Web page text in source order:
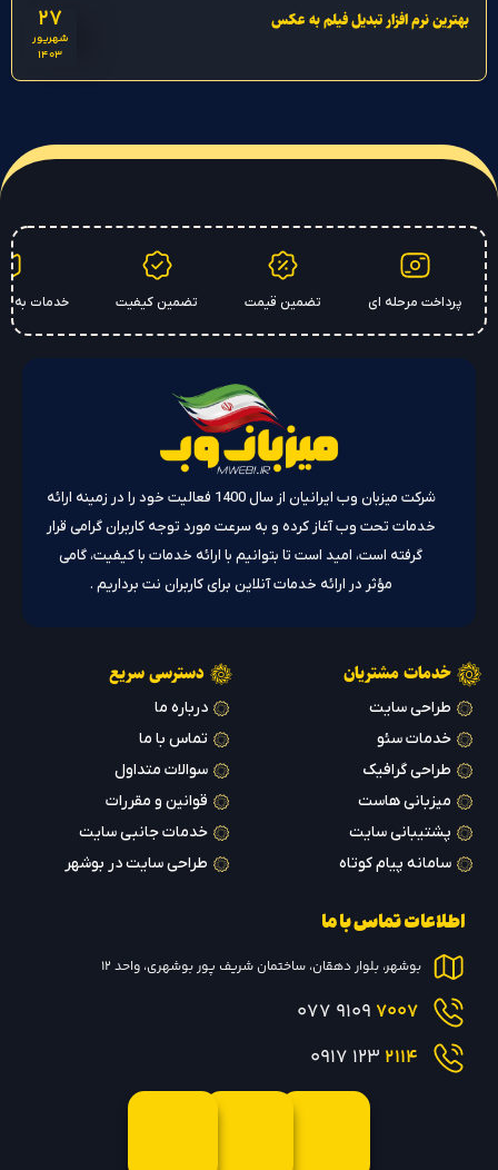
27
شهریور
1403
بهترین نرم افزار تبدیل فیلم به عکس
پرداخت مرحله ای تضمین قیمت تضمین کیفیت خدمات به
شرکت میزبان وب ایرانیان از سال 1400 فعالیت خود را در زمینه ارائه
خدمات تحت وب آغاز کرده و به سرعت مورد توجه کاربران گرامی قرار
گرفته است، امید است تا بتوانیم با ارائه خدمات با کیفیت، گامی
مؤثر در ارائه خدمات آنلاین برای کاربران نت برداریم .
خدمات مشتریان
طراحی سایت
خدمات سئو
طراحی گرافیک
میزبانی هاست
پشتیبانی سایت
سامانه پیام کوتاه
دسترسی سریع
درباره ما
تماس با ما
سوالات متداول
قوانین و مقررات
خدمات جانبی سایت
طراحی سایت در بوشهر
اطلاعات تماس با ما
بوشهر، بلوار دهقان، ساختمان شریف پور بوشهری، واحد 12
7007
2114